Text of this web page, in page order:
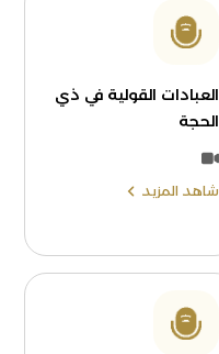
العبادات القولية في ذي
الحجة
شاهد المزيد